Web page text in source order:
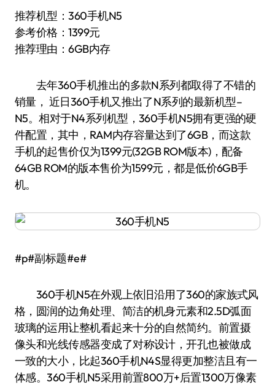
推荐机型：360手机N5
参考价格：1399元
推荐理由：6GB内存
去年360手机推出的多款N系列都取得了不错的
销量， 近日360手机又推出了N系列的最新机型–
N5。相对于N4系列机型，360手机N5拥有更强的硬
件配置，其中，RAM内存容量达到了6GB，而这款
手机的起售价仅为1399元(32GB ROM版本)，配备
64GB ROM的版本售价为1599元，都是低价6GB手
机。
#p#副标题#e#
360手机N5在外观上依旧沿用了360的家族式风
格，圆润的边角处理、简洁的机身元素和2.5D弧面
玻璃的运用让整机看起来十分的自然简约。前置摄
像头和光线传感器变成了对称设计，开孔也被做成
一致的大小，比起360手机N4S显得更加整洁且有一
体感。360手机N5采用前置800万+后置1300万像素